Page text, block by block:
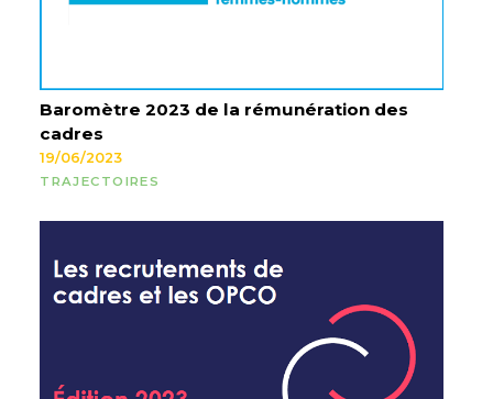
Baromètre 2023 de la rémunération des
cadres
19/06/2023
TRAJECTOIRES